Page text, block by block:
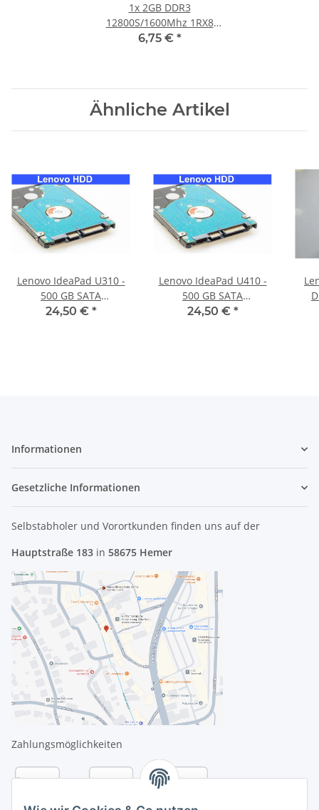
1x 2GB DDR3
12800S/1600Mhz 1RX8
Notebook SO-DIMM RAM
6,75 € *
Ähnliche Artikel
Lenovo IdeaPad U310 -
500 GB SATA
HDD/Festplatte
24,50 € *
Lenovo IdeaPad U410 -
500 GB SATA
HDD/Festplatte
24,50 € *
Informationen
Gesetzliche Informationen
Selbstabholer und Vorortkunden finden uns auf der
Hauptstraße 183 in 58675 Hemer
Zahlungsmöglichkeiten